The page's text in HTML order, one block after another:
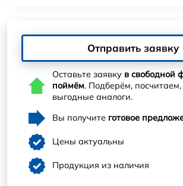
Отправить заявку
Оставьте заявку в свободной
поймём. Подберём,
выгодные аналоги.
Вы получите готовое
Цены актуальны
Продукция из наличия